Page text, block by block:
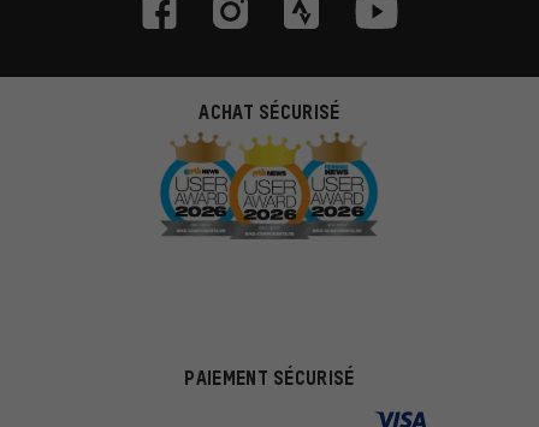
ACHAT SÉCURISÉ
PAIEMENT SÉCURISÉ